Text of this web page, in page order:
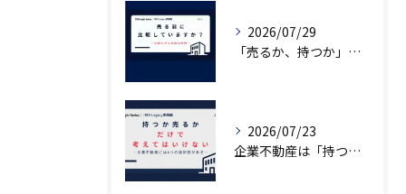
2026/07/29
「売るか、持つか」で悩んでいませんか？
2026/07/23
企業不動産は「持つか売るか」だけではない｜CRE戦略で考える4つの意思決定